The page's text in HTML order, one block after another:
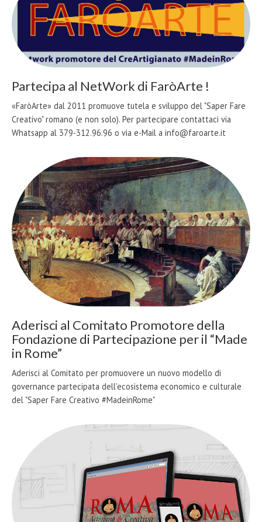
Partecipa al NetWork di FaròArte !
«FaròArte» dal 2011 promuove tutela e sviluppo del "Saper Fare
Creativo" romano (e non solo). Per partecipare contattaci via
Whatsapp al 379-312.96.96 o via e-Mail a info@faroarte.it
Aderisci al Comitato Promotore della
Fondazione di Partecipazione per il “Made
in Rome”
Aderisci al Comitato per promuovere un nuovo modello di
governance partecipata dell'ecosistema economico e culturale
del "Saper Fare Creativo #MadeinRome"